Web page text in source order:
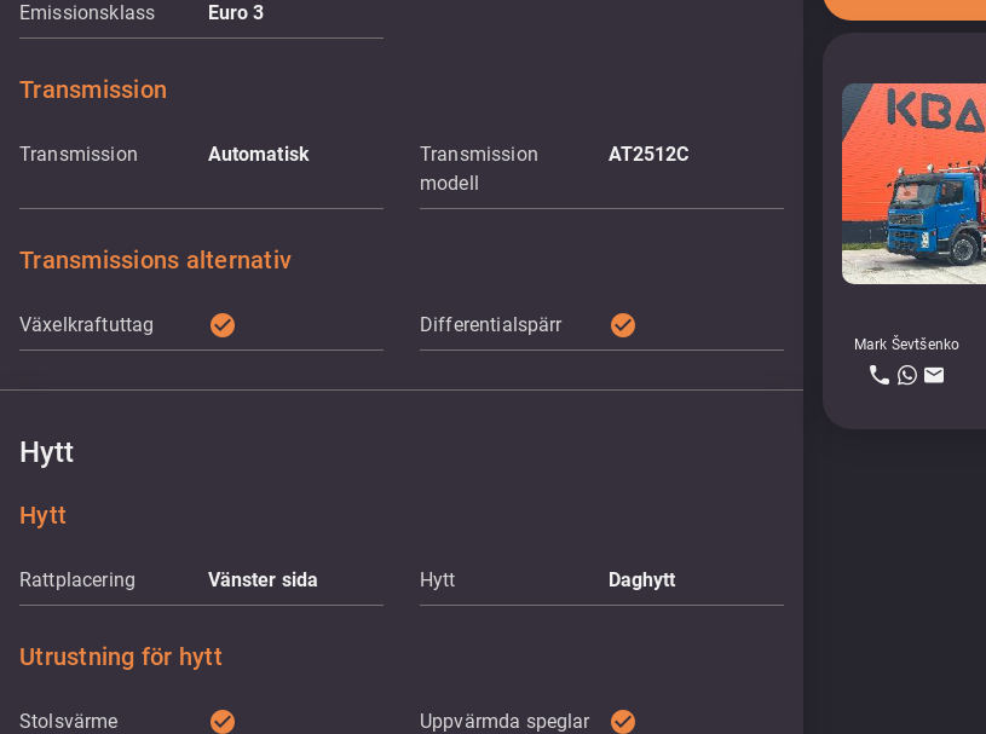
Emissionsklass Euro 3
Transmission
Transmission Automatisk
Transmission
modell
AT2512C
Transmissions alternativ
Växelkraftuttag check_circle Differentialspärr check_circle
Hytt
Hytt
Rattplacering Vänster sida Hytt Daghytt
Utrustning för hytt
Stolsvärme check_circle Uppvärmda speglar check_circle
Mark Ševtšenko